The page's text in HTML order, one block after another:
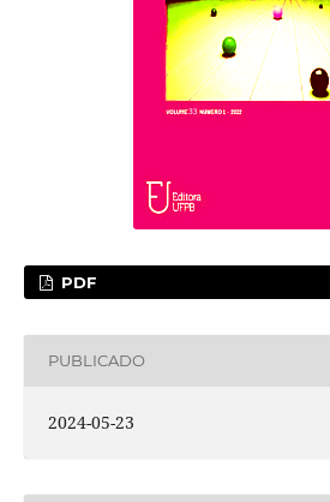
PDF
PUBLICADO
2024-05-23